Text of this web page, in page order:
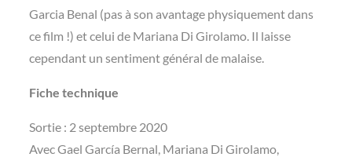
Garcia Benal (pas à son avantage physiquement dans
ce film !) et celui de Mariana Di Girolamo. Il laisse
cependant un sentiment général de malaise.
Fiche technique
Sortie : 2 septembre 2020
Avec Gael García Bernal, Mariana Di Girolamo,